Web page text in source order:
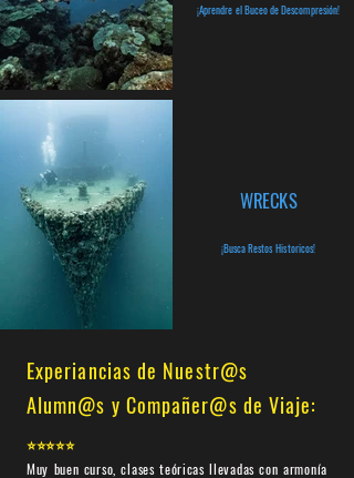
¡Aprendre el Buceo de Descompresión!
WRECKS
¡Busca Restos Historicos!
Experiancias de Nuestr@s
Alumn@s y Compañer@s de Viaje:
⭐⭐⭐⭐⭐
Muy buen curso, clases teóricas llevadas con armonía